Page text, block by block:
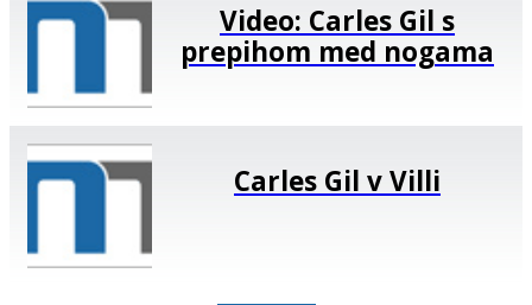
Video: Carles Gil s
prepihom med nogama
Carles Gil v Villi